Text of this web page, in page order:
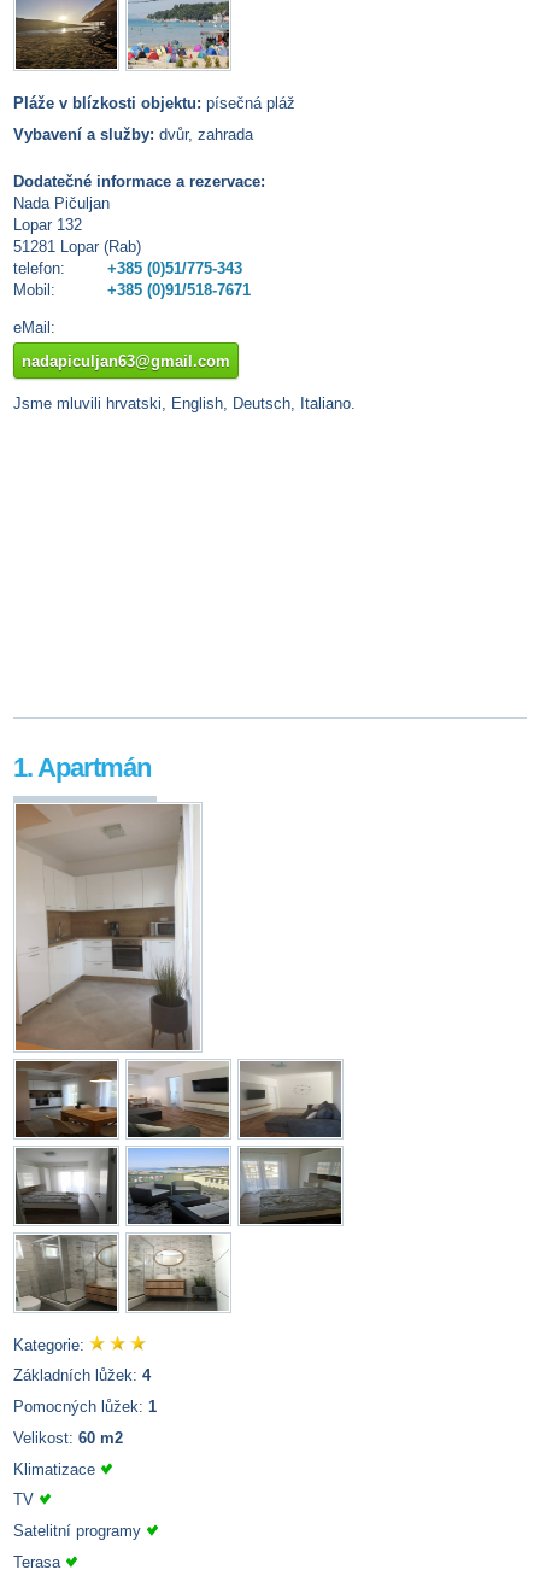
Pláže v blízkosti objektu: písečná pláž
Vybavení a služby: dvůr, zahrada
Dodatečné informace a rezervace:
Nada Pičuljan
Lopar 132
51281 Lopar (Rab)
telefon:
+385 (0)51/775-343
Mobil:
+385 (0)91/518-7671
eMail:
nadapiculjan63@gmail.com
Jsme mluvili hrvatski, English, Deutsch, Italiano.
1. Apartmán
Kategorie:
Základních lůžek: 4
Pomocných lůžek: 1
Velikost: 60 m2
Klimatizace
TV
Satelitní programy
Terasa